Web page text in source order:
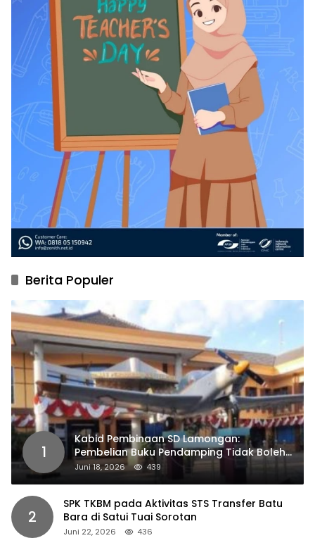
Berita Populer
1
Kabid Pembinaan SD Lamongan:
Pembelian Buku Pendamping Tidak Boleh
Dipaksakan
Juni 18, 2026 439
2
SPK TKBM pada Aktivitas STS Transfer Batu
Bara di Satui Tuai Sorotan
Juni 22, 2026 436